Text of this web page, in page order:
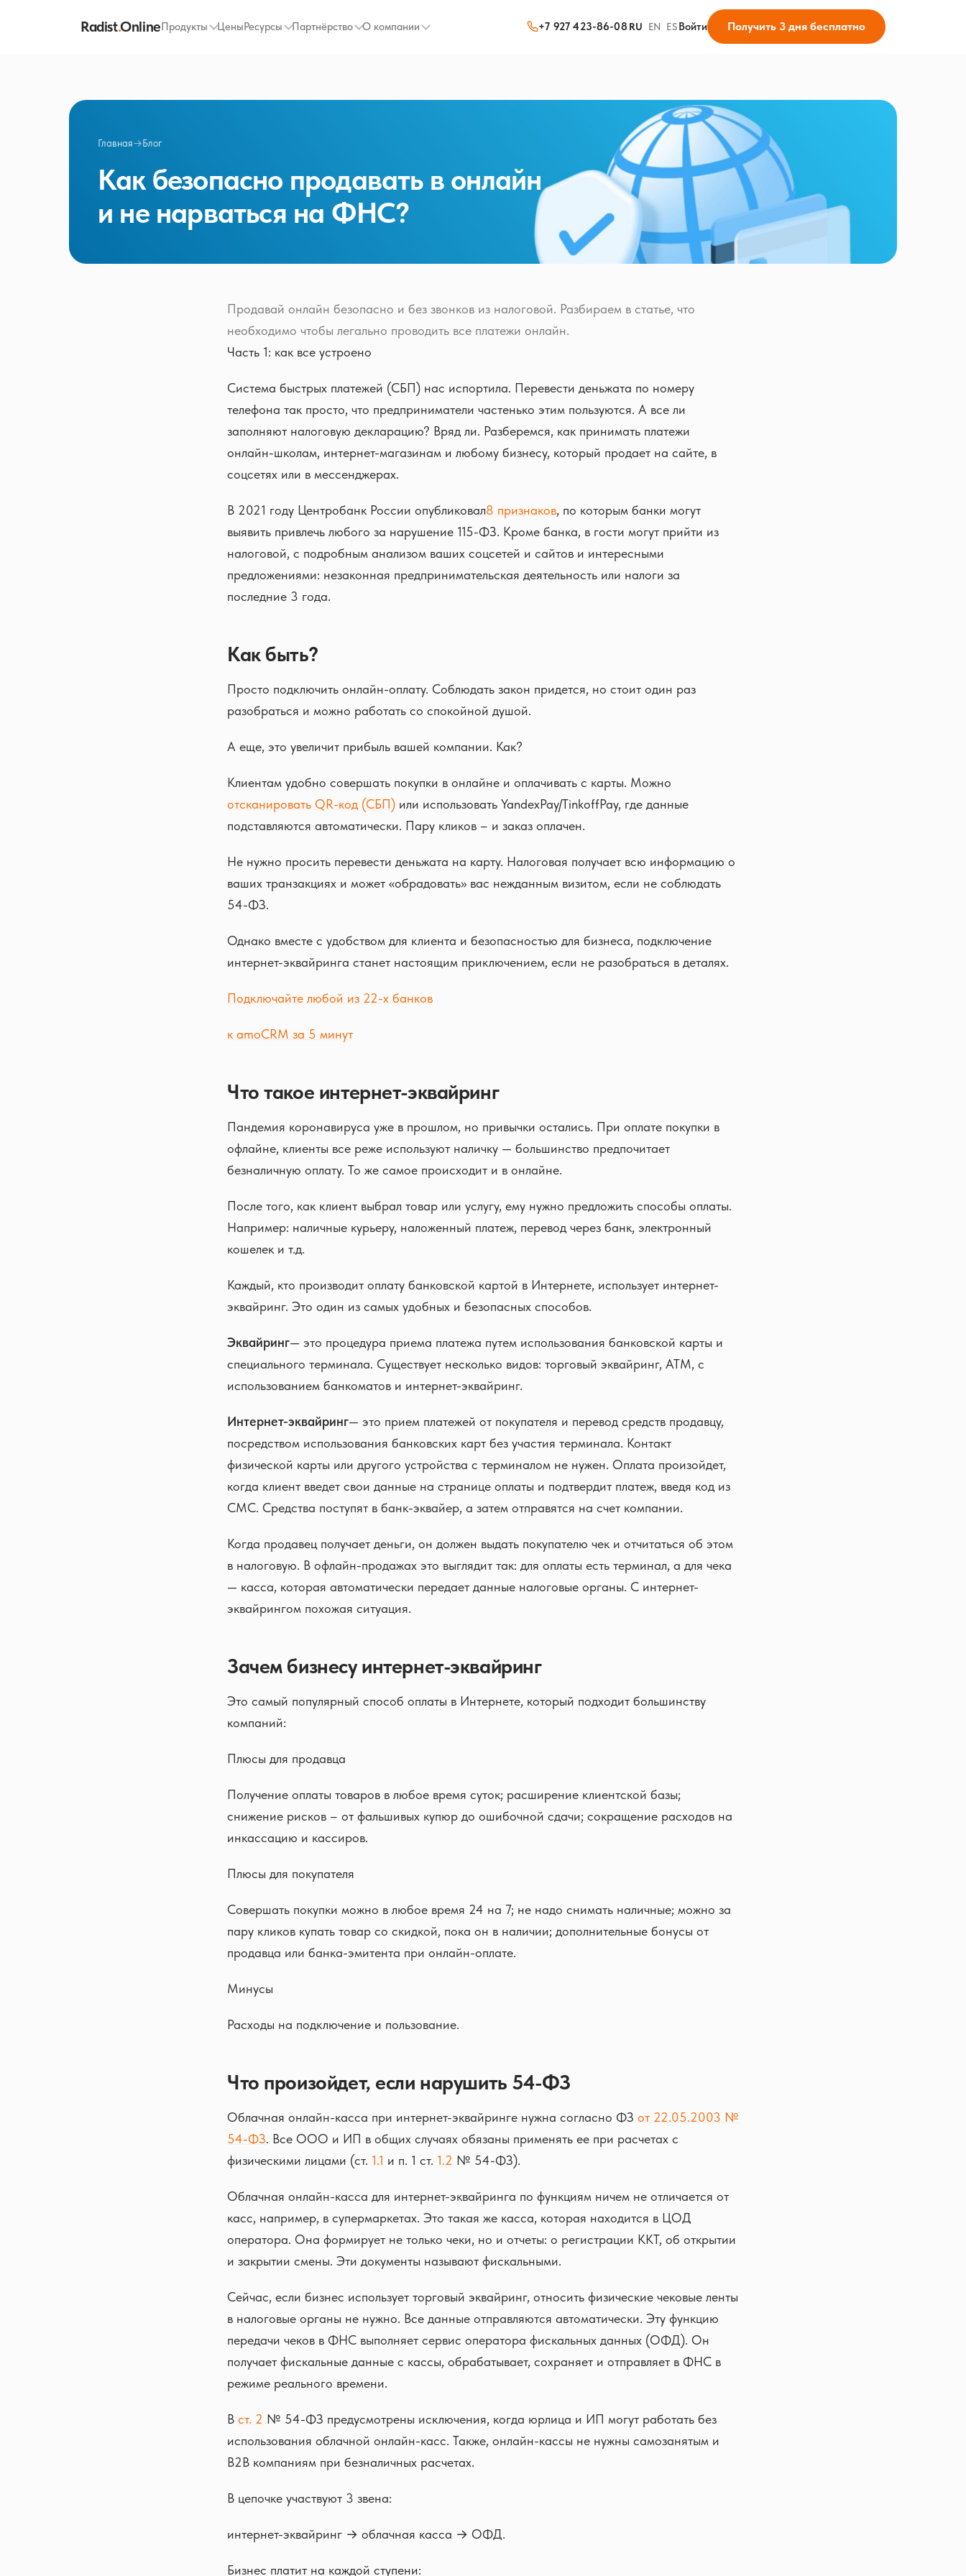
Radist.OnlineПродукты ЦеныРесурсы Партнёрство О компании +7 927 423-86-08 RU · EN · ESВойти Получить 3 дня бесплатно
Главная→Блог
Как безопасно продавать в онлайн
и не нарваться на ФНС?
Продавай онлайн безопасно и без звонков из налоговой. Разбираем в статье, что
необходимо чтобы легально проводить все платежи онлайн.
Часть 1: как все устроено
Система быстрых платежей (СБП) нас испортила. Перевести деньжата по номеру
телефона так просто, что предприниматели частенько этим пользуются. А все ли
заполняют налоговую декларацию? Вряд ли. Разберемся, как принимать платежи
онлайн-школам, интернет-магазинам и любому бизнесу, который продает на сайте, в
соцсетях или в мессенджерах.
В 2021 году Центробанк России опубликовал8 признаков, по которым банки могут
выявить привлечь любого за нарушение 115-ФЗ. Кроме банка, в гости могут прийти из
налоговой, с подробным анализом ваших соцсетей и сайтов и интересными
предложениями: незаконная предпринимательская деятельность или налоги за
последние 3 года.
Как быть?
Просто подключить онлайн-оплату. Соблюдать закон придется, но стоит один раз
разобраться и можно работать со спокойной душой.
А еще, это увеличит прибыль вашей компании. Как?
Клиентам удобно совершать покупки в онлайне и оплачивать с карты. Можно
отсканировать QR-код (СБП) или использовать YandexPay/TinkoffPay, где данные
подставляются автоматически. Пару кликов – и заказ оплачен.
Не нужно просить перевести деньжата на карту. Налоговая получает всю информацию о
ваших транзакциях и может «обрадовать» вас нежданным визитом, если не соблюдать
54-ФЗ.
Однако вместе с удобством для клиента и безопасностью для бизнеса, подключение
интернет-эквайринга станет настоящим приключением, если не разобраться в деталях.
Подключайте любой из 22-х банков
к amoCRM за 5 минут
Что такое интернет-эквайринг
Пандемия коронавируса уже в прошлом, но привычки остались. При оплате покупки в
офлайне, клиенты все реже используют наличку — большинство предпочитает
безналичную оплату. То же самое происходит и в онлайне.
После того, как клиент выбрал товар или услугу, ему нужно предложить способы оплаты.
Например: наличные курьеру, наложенный платеж, перевод через банк, электронный
кошелек и т.д.
Каждый, кто производит оплату банковской картой в Интернете, использует интернет-
эквайринг. Это один из самых удобных и безопасных способов.
Эквайринг— это процедура приема платежа путем использования банковской карты и
специального терминала. Существует несколько видов: торговый эквайринг, АТМ, с
использованием банкоматов и интернет-эквайринг.
Интернет-эквайринг— это прием платежей от покупателя и перевод средств продавцу,
посредством использования банковских карт без участия терминала. Контакт
физической карты или другого устройства с терминалом не нужен. Оплата произойдет,
когда клиент введет свои данные на странице оплаты и подтвердит платеж, введя код из
СМС. Средства поступят в банк-эквайер, а затем отправятся на счет компании.
Когда продавец получает деньги, он должен выдать покупателю чек и отчитаться об этом
в налоговую. В офлайн-продажах это выглядит так: для оплаты есть терминал, а для чека
— касса, которая автоматически передает данные налоговые органы. С интернет-
эквайрингом похожая ситуация.
Зачем бизнесу интернет-эквайринг
Это самый популярный способ оплаты в Интернете, который подходит большинству
компаний:
Плюсы для продавца
Получение оплаты товаров в любое время суток; расширение клиентской базы;
cнижение рисков – от фальшивых купюр до ошибочной сдачи; сокращение расходов на
инкассацию и кассиров.
Плюсы для покупателя
Совершать покупки можно в любое время 24 на 7; не надо снимать наличные; можно за
пару кликов купать товар со скидкой, пока он в наличии; дополнительные бонусы от
продавца или банка-эмитента при онлайн-оплате.
Минусы
Расходы на подключение и пользование.
Что произойдет, если нарушить 54-ФЗ
Облачная онлайн-касса при интернет-эквайринге нужна согласно ФЗ от 22.05.2003 №
54-ФЗ. Все ООО и ИП в общих случаях обязаны применять ее при расчетах с
физическими лицами (ст. 1.1 и п. 1 ст. 1.2 № 54-ФЗ).
Облачная онлайн-касса для интернет-эквайринга по функциям ничем не отличается от
касс, например, в супермаркетах. Это такая же касса, которая находится в ЦОД
оператора. Она формирует не только чеки, но и отчеты: о регистрации ККТ, об открытии
и закрытии смены. Эти документы называют фискальными.
Сейчас, если бизнес использует торговый эквайринг, относить физические чековые ленты
в налоговые органы не нужно. Все данные отправляются автоматически. Эту функцию
передачи чеков в ФНС выполняет сервис оператора фискальных данных (ОФД). Он
получает фискальные данные c кассы, обрабатывает, сохраняет и отправляет в ФНС в
режиме реального времени.
В ст. 2 № 54-ФЗ предусмотрены исключения, когда юрлица и ИП могут работать без
использования облачной онлайн-касс. Также, онлайн-кассы не нужны самозанятым и
B2B компаниям при безналичных расчетах.
В цепочке участвуют 3 звена:
интернет-эквайринг → облачная касса → ОФД.
Бизнес платит на каждой ступени: